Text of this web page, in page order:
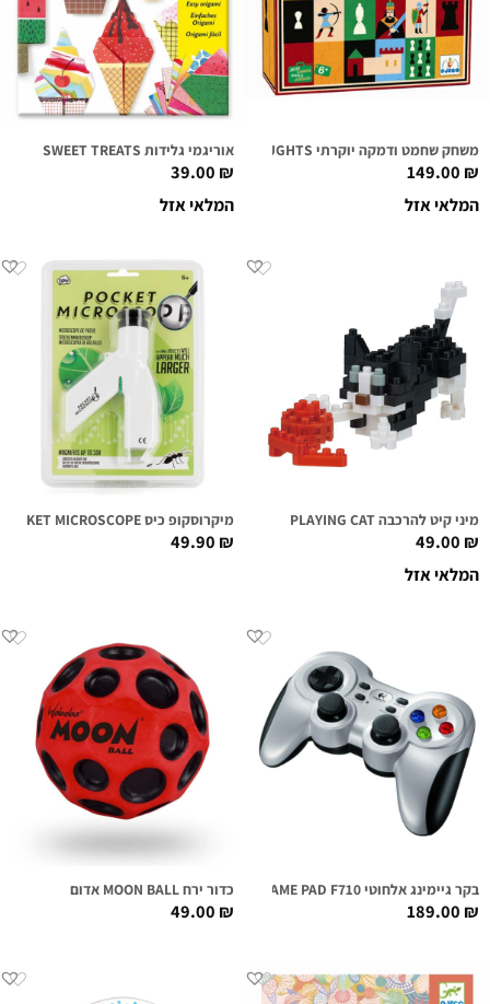
משחק שחמט ודמקה יוקרתי CHESS AND DRAUGHTS
149.00₪
המלאי אזל
אוריגמי גלידות SWEET TREATS
39.00₪
המלאי אזל
מיני קיט להרכבה PLAYING CAT
49.00₪
המלאי אזל
מיקרוסקופ כיס POCKET MICROSCOPE
49.90₪
בקר גיימינג אלחוטי LOGITECH GAME PAD F710
189.00₪
כדור ירח MOON BALL אדום
49.00₪